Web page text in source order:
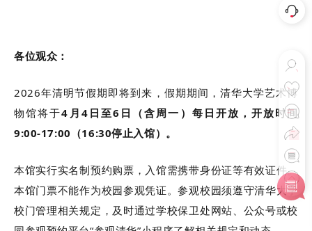
各位观众：
2026年清明节假期即将到来，假期期间，清华大学艺术博
物馆将于4月4日至6日（含周一）每日开放，开放时间
9:00-17:00（16:30停止入馆）。
本馆实行实名制预约购票，入馆需携带身份证等有效证件。
本馆门票不能作为校园参观凭证。参观校园须遵守清华大学
校门管理相关规定，及时通过学校保卫处网站、公众号或校